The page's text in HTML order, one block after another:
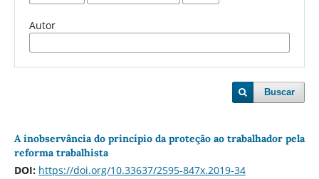
Autor
Buscar
A inobservância do princí­pio da proteção ao trabalhador pela
reforma trabalhista
DOI: https://doi.org/10.33637/2595-847x.2019-34